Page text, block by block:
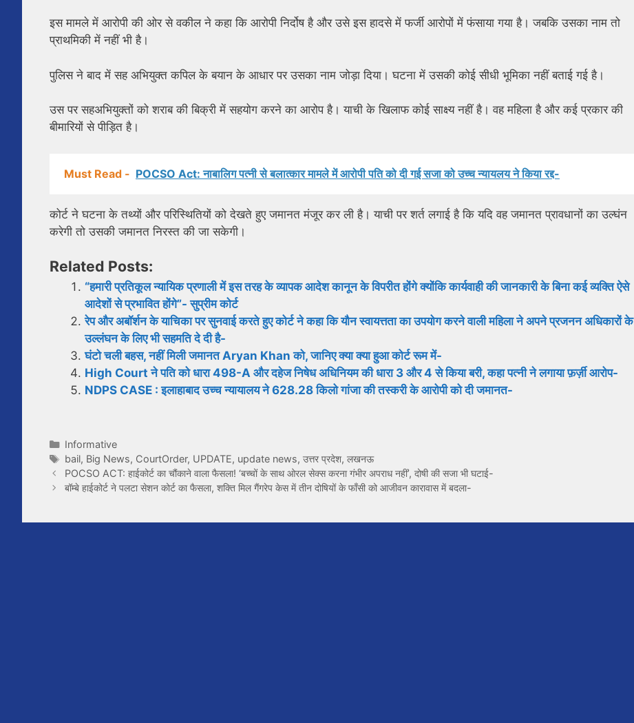
इस मामले में आरोपी की ओर से वकील ने कहा कि आरोपी निर्दोष है और उसे इस हादसे में फर्जी आरोपों में फंसाया गया है। जबकि उसका नाम तो
प्राथमिकी में नहीं भी है।
पुलिस ने बाद में सह अभियुक्त कपिल के बयान के आधार पर उसका नाम जोड़ा दिया। घटना में उसकी कोई सीधी भूमिका नहीं बताई गई है।
उस पर सहअभियुक्तों को शराब की बिक्री में सहयोग करने का आरोप है। याची के खिलाफ कोई साक्ष्य नहीं है। वह महिला है और कई प्रकार की
बीमारियों से पीड़ित है।
Must Read - POCSO Act: नाबालिग पत्नी से बलात्कार मामले में आरोपी पति को दी गई सजा को उच्च न्यायलय ने किया रद्द-
कोर्ट ने घटना के तथ्यों और परिस्थितियों को देखते हुए जमानत मंजूर कर ली है। याची पर शर्त लगाई है कि यदि वह जमानत प्रावधानों का उल्घंन
करेगी तो उसकी जमानत निरस्त की जा सकेगी।
Related Posts:
“हमारी प्रतिकूल न्यायिक प्रणाली में इस तरह के व्यापक आदेश कानून के विपरीत होंगे क्योंकि कार्यवाही की जानकारी के बिना कई व्यक्ति ऐसे
आदेशों से प्रभावित होंगे”- सुप्रीम कोर्ट
रेप और अबॉर्शन के याचिका पर सुनवाई करते हुए कोर्ट ने कहा कि यौन स्वायत्तता का उपयोग करने वाली महिला ने अपने प्रजनन अधिकारों के
उल्लंघन के लिए भी सहमति दे दी है-
घंटो चली बहस, नहीं मिली जमानत Aryan Khan को, जानिए क्या क्या हुआ कोर्ट रूम में-
High Court ने पति को धारा 498-A और दहेज निषेध अधिनियम की धारा 3 और 4 से किया बरी, कहा पत्नी ने लगाया फ़र्ज़ी आरोप-
NDPS CASE : इलाहाबाद उच्च न्यायालय ने 628.28 किलो गांजा की तस्करी के आरोपी को दी जमानत-
Categories
Informative
Tags
bail, Big News, CourtOrder, UPDATE, update news, उत्तर प्रदेश, लखनऊ
POCSO ACT: हाईकोर्ट का चौंकाने वाला फैसला! ‘बच्चों के साथ ओरल सेक्स करना गंभीर अपराध नहीं’, दोषी की सजा भी घटाई-
बॉम्बे हाईकोर्ट ने पलटा सेशन कोर्ट का फैसला, शक्ति मिल गैंगरेप केस में तीन दोषियों के फाँसी को आजीवन कारावास में बदला-